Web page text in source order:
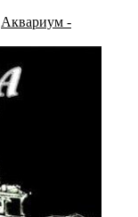
Аквариум -